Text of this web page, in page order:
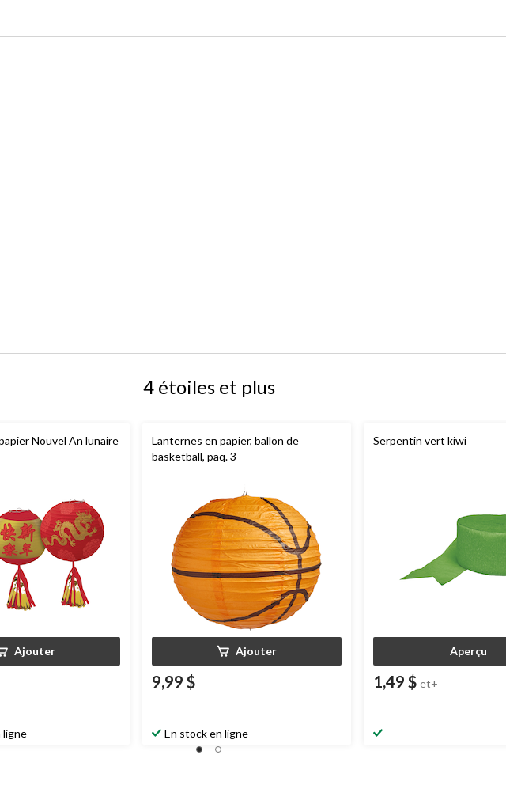
4 étoiles et plus
Nouvel An lunaire
Ajouter
ligne
Lanternes en papier, ballon de
basketball, paq. 3
Ajouter
9,99 $
En stock en ligne
Serpentin vert kiwi
Aperçu
1,49 $ et+